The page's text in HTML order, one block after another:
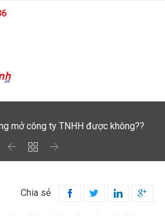
mở công ty TNHH được không??
  
Chia sẻ    